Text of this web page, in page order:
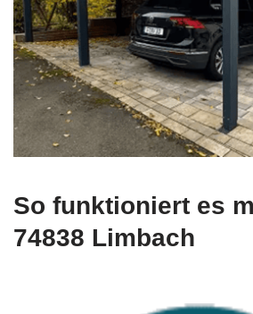
So funktioniert es
74838 Limbach